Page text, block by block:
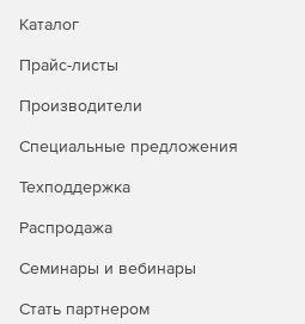
непосредственного
элементы, например, кнопку Call-
Новое в версии Xara Web
Более точный импорт файлов
Встраивание
Каталог
Прайс-листы
Производители
Специальные предложения
Техподдержка
Распродажа
Семинары и вебинары
Стать партнером